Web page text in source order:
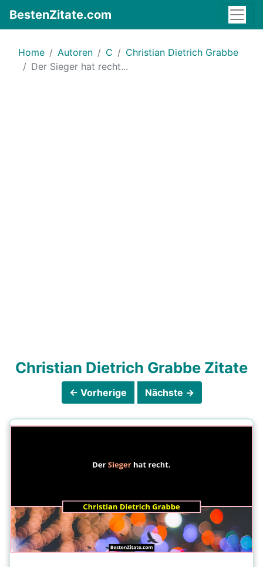
BestenZitate.com
Home Autoren C
Christian Dietrich Grabbe
Der Sieger hat recht...
Christian Dietrich Grabbe Zitate
← Vorherige Nächste →